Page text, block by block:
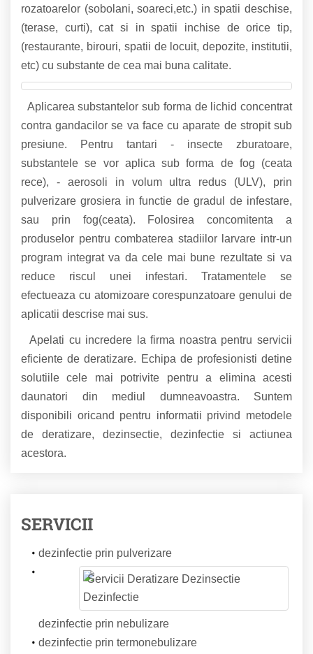
rozatoarelor (sobolani, soareci,etc.) in spatii deschise,
(terase, curti), cat si in spatii inchise de orice tip,
(restaurante, birouri, spatii de locuit, depozite, institutii,
etc) cu substante de cea mai buna calitate.
Aplicarea substantelor sub forma de lichid concentrat
contra gandacilor se va face cu aparate de stropit sub
presiune. Pentru tantari - insecte zburatoare,
substantele se vor aplica sub forma de fog (ceata
rece), - aerosoli in volum ultra redus (ULV), prin
pulverizare grosiera in functie de gradul de infestare,
sau prin fog(ceata). Folosirea concomitenta a
produselor pentru combaterea stadiilor larvare intr-un
program integrat va da cele mai bune rezultate si va
reduce riscul unei infestari. Tratamentele se
efectueaza cu atomizoare corespunzatoare genului de
aplicatii descrise mai sus.
Apelati cu incredere la firma noastra pentru servicii
eficiente de deratizare. Echipa de profesionisti detine
solutiile cele mai potrivite pentru a elimina acesti
daunatori din mediul dumneavoastra. Suntem
disponibili oricand pentru informatii privind metodele
de deratizare, dezinsectie, dezinfectie si actiunea
acestora.
SERVICII
dezinfectie prin pulverizare
dezinfectie prin nebulizare
dezinfectie prin termonebulizare